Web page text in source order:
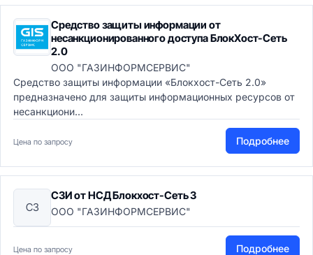
Средство защиты информации от
несанкционированного доступа БлокХост-Сеть
2.0
ООО "ГАЗИНФОРМСЕРВИС"
Средство защиты информации «Блокхост-Сеть 2.0»
предназначено для защиты информационных ресурсов от
несанкциони...
Цена по запросу Подробнее
СЗ
СЗИ от НСД Блокхост-Сеть 3
ООО "ГАЗИНФОРМСЕРВИС"
Цена по запросу Подробнее